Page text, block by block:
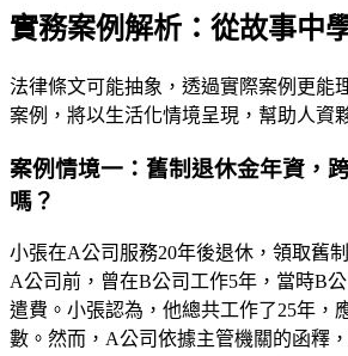
實務案例解析：從故事中
法律條文可能抽象，透過實際案例更能
案例，將以生活化情境呈現，幫助人資
案例情境一：舊制退休金年資，
嗎？
小張在A公司服務20年後退休，領取舊
A公司前，曾在B公司工作5年，當時B
遣費。小張認為，他總共工作了25年，
數。然而，A公司依據主管機關的函釋